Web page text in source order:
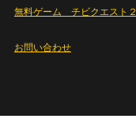
無料ゲーム チビクエスト２
お問い合わせ